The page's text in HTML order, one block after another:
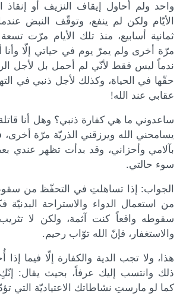
واحد ولم أحاول إيقاف النزيف أو إنقاذ
الأيّام ولكن لم ينفع، وتوقّف النبض
ثمانية أسابيع، منذ تلك الأيام مرّت
مرّة أخرى ولم يمرّ يوم في حياتي إلّا وأنا
ندماً ليس فقط لأنّي لم أحمل بل لأجل
حقّها في الحياة، وكذلك لأجل ذنبي في
عقابي عند الله!
ساعدوني ما هي كفارة ذنبي؟ وهل أنا
يسامحني الله ويرزقني الذريّة مرّة
بآلامي وأحزاني، وقد بدأت تظهر عندي
سوء حالتي.
الجواب: إذا تساهلتِ في التحفّظ من
من استعمال الدواء والاستراحة
سقوطه واقعاً كنت آثمة، ولكن لا
والاستغفار، فإنّ الله توّاب رحيم.
هذا، ولا تجب الدية والكفارة إلّا فيما
ذلك وانتسب إليك عرفاً، بحيث يقال:
كما لو مارستِ نشاطاتك الاعتياديّة التي